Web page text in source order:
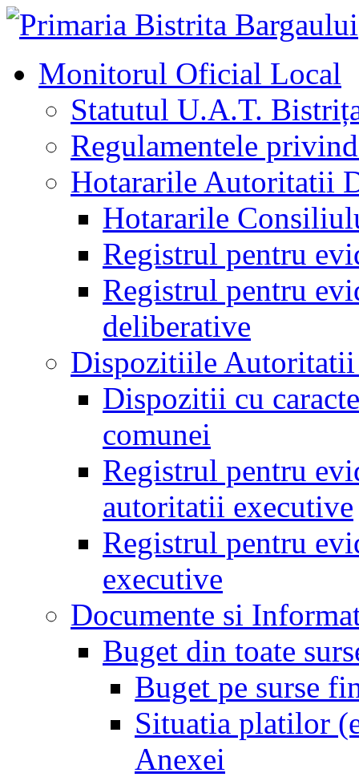
Monitorul Oficial Local
Statutul U.A.T.
Regulamentele
Hotararile Autoritatii
Hotararile
Registrul pentru
Registrul pentru
deliberative
Dispozitiile
Dispozitii cu
comunei
Registrul pentru
autoritatii executive
Registrul pentru
executive
Documente si
Buget din toate
Buget pe surse
Situatia platilor
Anexei